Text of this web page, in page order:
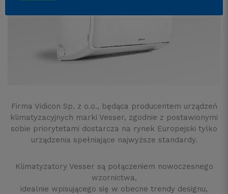
Firma Vidicon Sp. z o.o., będąca producentem urządzeń
klimatyzacyjnych marki Vesser, zgodnie z postawionymi
sobie priorytetami dostarcza na rynek Europejski tylko
urządzenia spełniające najwyższe standardy.
Klimatyzatory Vesser są połączeniem nowoczesnego
wzornictwa,
idealnie wpisującego się w obecne trendy designu,